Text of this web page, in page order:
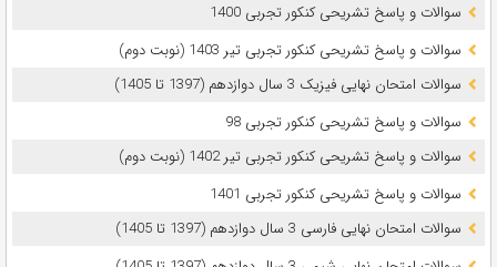
سوالات و پاسخ تشریحی کنکور تجربی 1400
سوالات و پاسخ تشریحی کنکور تجربی تیر 1403 (نوبت دوم)
سوالات امتحان نهایی فیزیک 3 سال دوازدهم (1397 تا 1405)
سوالات و پاسخ تشریحی کنکور تجربی 98
سوالات و پاسخ تشریحی کنکور تجربی تیر 1402 (نوبت دوم)
سوالات و پاسخ تشریحی کنکور تجربی 1401
سوالات امتحان نهایی فارسی 3 سال دوازدهم (1397 تا 1405)